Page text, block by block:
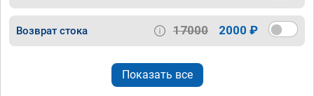
Возврат стока 17000 2000 ₽
Показать все